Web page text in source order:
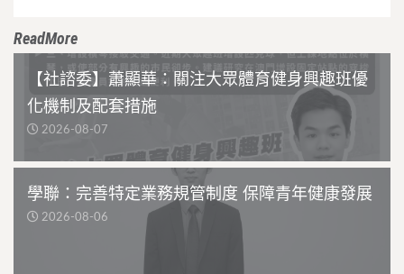
ReadMore
【社諮委】蕭顯華：關注大眾體育健身興趣班優
化機制及配套措施
2026-08-07
學聯：完善特定業務規管制度 保障青年健康發展
2026-08-06